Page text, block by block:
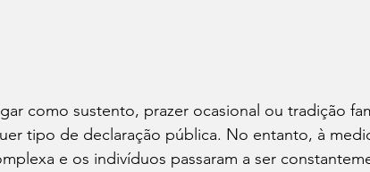
como sustento, prazer ocasional ou tradição
tipo de declaração pública. No entanto, à
e os indivíduos passaram a ser